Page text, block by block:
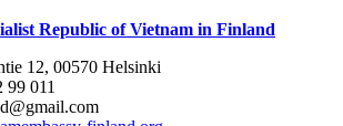
Republic of Vietnam in Finland
12, 00570 Helsinki
011​​